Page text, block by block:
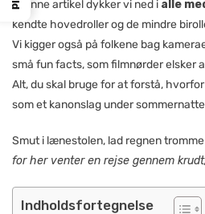
I denne artikel dykker vi ned i alle
kendte hovedroller og de mindre
Vi kigger også på folkene bag
små fun facts, som filmnørder elsker
Alt, du skal bruge for at forstå,
som et kanonslag under
Smut i lænestolen, lad regnen
for her venter en rejse gennem
Indholdsfortegnelse